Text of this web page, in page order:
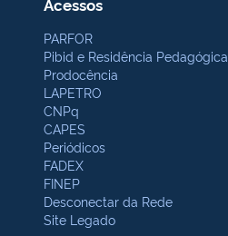
PARFOR
Pibid e Residência Pedagógica
Prodocência
LAPETRO
CNPq
CAPES
Periódicos
FADEX
FINEP
Desconectar da Rede
Site Legado